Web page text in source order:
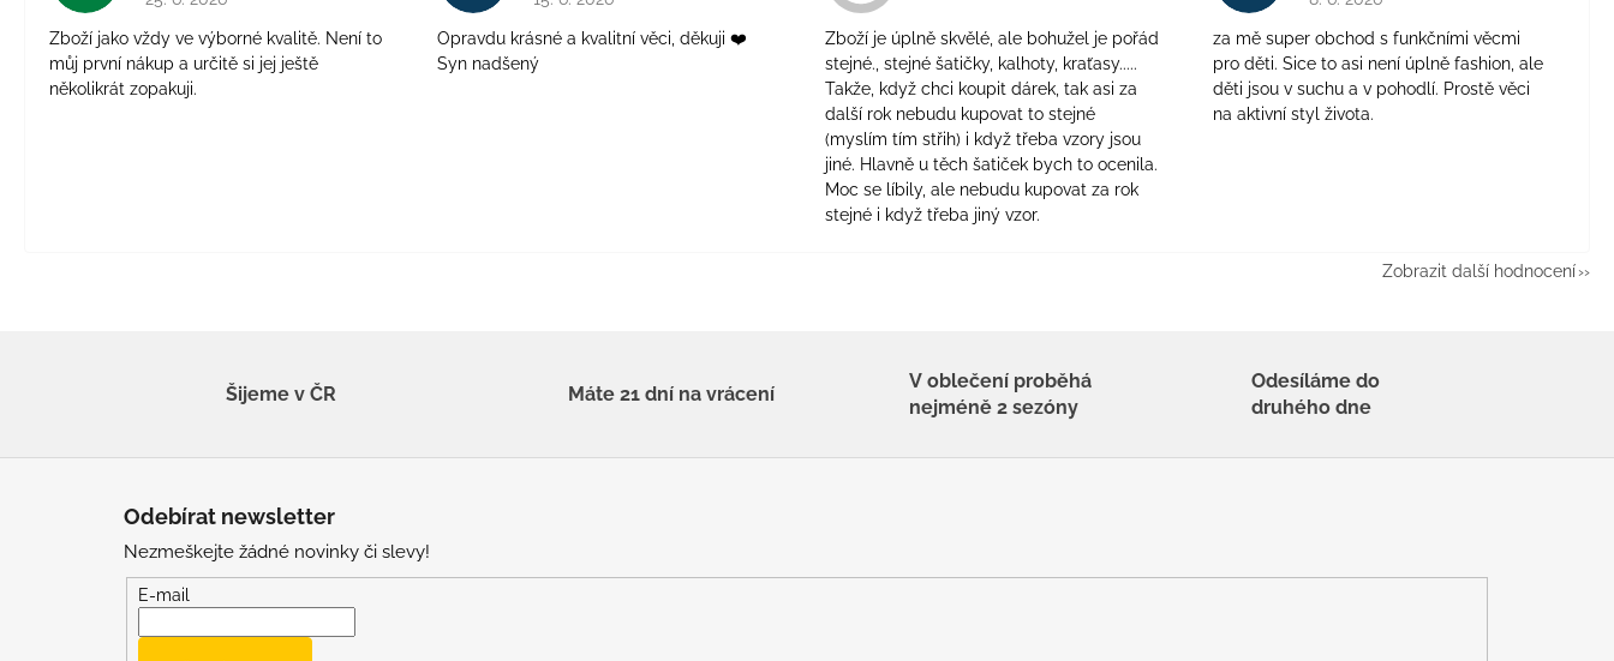
Zboží jako vždy ve výborné kvalitě. Není to
můj první nákup a určitě si jej ještě
několikrát zopakuji.
Opravdu krásné a kvalitní věci, děkuji ❤️
Syn nadšený
Zboží je úplně skvělé, ale bohužel je pořád
stejné., stejné šatičky, kalhoty, kraťasy.....
Takže, když chci koupit dárek, tak asi za
další rok nebudu kupovat to stejné
(myslím tím střih) i když třeba vzory jsou
jiné. Hlavně u těch šatiček bych to ocenila.
Moc se líbily, ale nebudu kupovat za rok
stejné i když třeba jiný vzor.
za mě super obchod s funkčními věcmi
pro děti. Sice to asi není úplně fashion, ale
děti jsou v suchu a v pohodlí. Prostě věci
na aktivní styl života.
Zobrazit další hodnocení
Šijeme v ČR Máte 21 dní na vrácení
V oblečení proběhá
nejméně 2 sezóny
Odesíláme do
druhého dne
Odebírat newsletter
Nezmeškejte žádné novinky či slevy!
E-mail